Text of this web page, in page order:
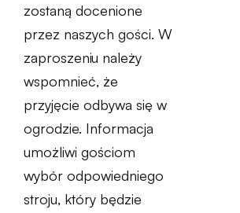
zostaną docenione
przez naszych gości. W
zaproszeniu należy
wspomnieć, że
przyjęcie odbywa się w
ogrodzie. Informacja
umożliwi gościom
wybór odpowiedniego
stroju, który będzie